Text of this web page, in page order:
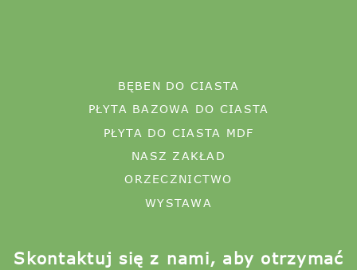
BĘBEN DO CIASTA
PŁYTA BAZOWA DO CIASTA
PŁYTA DO CIASTA MDF
NASZ ZAKŁAD
ORZECZNICTWO
WYSTAWA
Skontaktuj się z nami, aby otrzymać